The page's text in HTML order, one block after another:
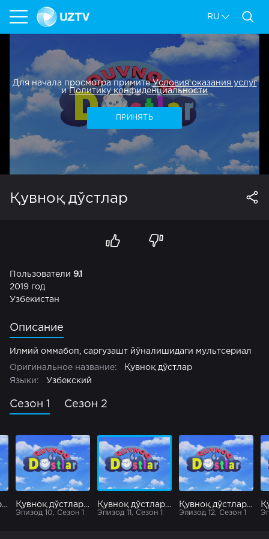
RU
Для начала просмотра примитеУсловия оказания услуг
иПолитику конфиденциальности
ПРИНЯТЬ
Қувноқ дўстлар
Пользователи 9.1
2019 год
Узбекистан
Описание
Илмий оммабоп, cаргузашт йўналишидаги мультсериал
Оригинальное название:
Қувноқ дўстлар
Языки:
Узбекский
Сезон 1 Сезон 2
Қувноқ дўстлар 9 Қувноқ дўстлар 10
Эпизод 10, Сезон 1
Қувноқ дўстлар 11
Эпизод 11, Сезон 1
Қувноқ дўстлар 12
Эпизод 12, Сезон 1